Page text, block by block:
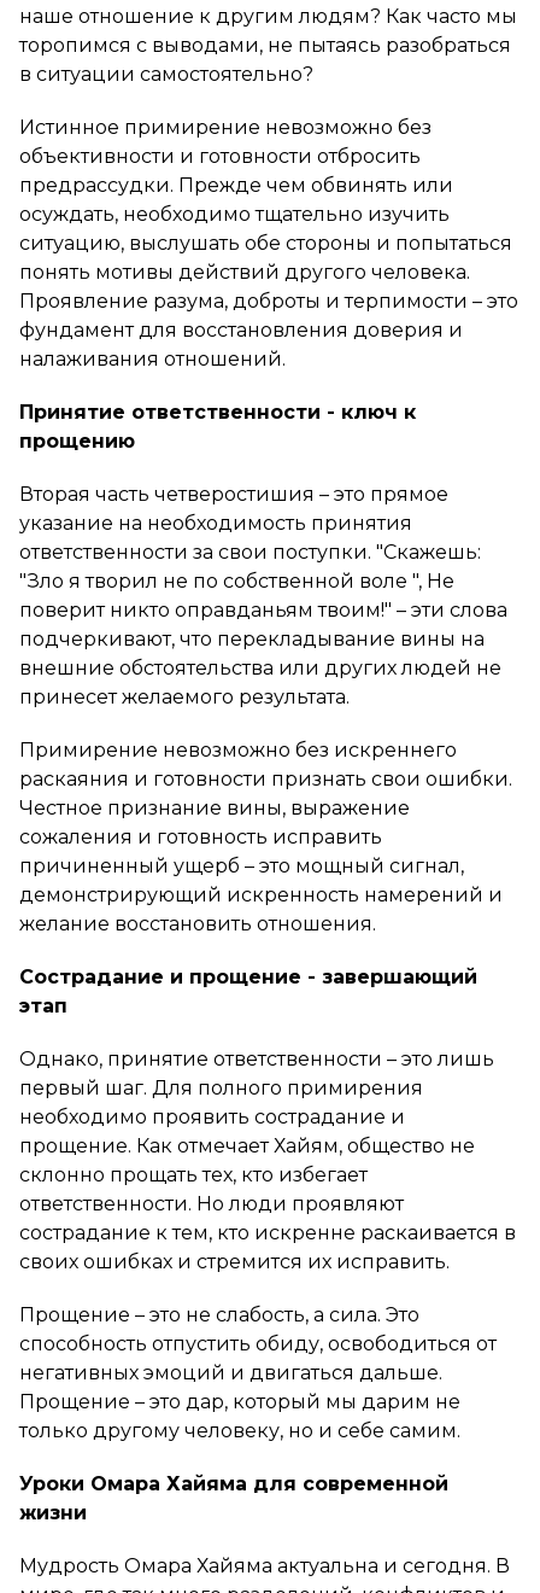
наше отношение к другим людям? Как часто мы
торопимся с выводами, не пытаясь разобраться
в ситуации самостоятельно?
Истинное примирение невозможно без
объективности и готовности отбросить
предрассудки. Прежде чем обвинять или
осуждать, необходимо тщательно изучить
ситуацию, выслушать обе стороны и попытаться
понять мотивы действий другого человека.
Проявление разума, доброты и терпимости – это
фундамент для восстановления доверия и
налаживания отношений.
Принятие ответственности - ключ к
прощению
Вторая часть четверостишия – это прямое
указание на необходимость принятия
ответственности за свои поступки. "Скажешь:
"Зло я творил не по собственной воле ", Не
поверит никто оправданьям твоим!" – эти слова
подчеркивают, что перекладывание вины на
внешние обстоятельства или других людей не
принесет желаемого результата.
Примирение невозможно без искреннего
раскаяния и готовности признать свои ошибки.
Честное признание вины, выражение
сожаления и готовность исправить
причиненный ущерб – это мощный сигнал,
демонстрирующий искренность намерений и
желание восстановить отношения.
Сострадание и прощение - завершающий
этап
Однако, принятие ответственности – это лишь
первый шаг. Для полного примирения
необходимо проявить сострадание и
прощение. Как отмечает Хайям, общество не
склонно прощать тех, кто избегает
ответственности. Но люди проявляют
сострадание к тем, кто искренне раскаивается в
своих ошибках и стремится их исправить.
Прощение – это не слабость, а сила. Это
способность отпустить обиду, освободиться от
негативных эмоций и двигаться дальше.
Прощение – это дар, который мы дарим не
только другому человеку, но и себе самим.
Уроки Омара Хайяма для современной
жизни
Мудрость Омара Хайяма актуальна и сегодня. В